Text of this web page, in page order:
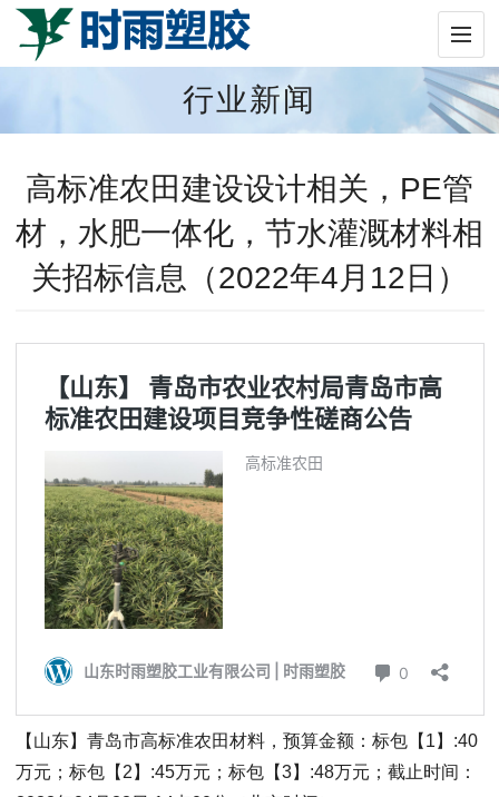
行业新闻
高标准农田建设设计相关，PE管
材，水肥一体化，节水灌溉材料相
关招标信息（2022年4月12日）
【山东】青岛市高标准农田材料，预算金额：标包【1】:40
万元；标包【2】:45万元；标包【3】:48万元；截止时间：